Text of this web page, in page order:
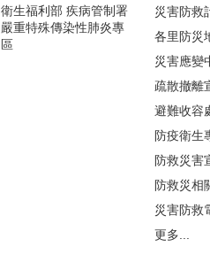
衛生福利部 疾病管制署
嚴重特殊傳染性肺炎專
區
災害防救
各里防災
災害應變
疏散撤離
避難收容
防疫衛生
防救災害
防救災相
災害防救
更多...